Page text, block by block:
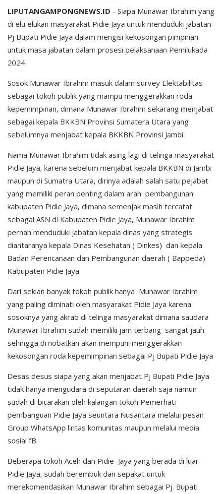
LIPUTANGAMPONGNEWS.ID - Siapa Munawar Ibrahim yang
di elu elukan masyarakat Pidie Jaya untuk menduduki jabatan
Pj Bupati Pidie Jaya dalam mengisi kekosongan pimpinan
untuk masa jabatan dalam prosesi pelaksanaan Pemilukada
2024.
Sosok Munawar Ibrahim masuk dalam survey Elektabilitas
sebagai tokoh publik yang mampu menggerakkan roda
kepemimpinan, dimana Munawar Ibrahim sekarang menjabat
sebagai kepala BKKBN Provinsi Sumatera Utara yang
sebelumnya menjabat kepala BKKBN Provinsi Jambi.
Nama Munawar Ibrahim tidak asing lagi di telinga masyarakat
Pidie Jaya, karena sebelum menjabat kepala BKKBN di Jambi
maupun di Sumatra Utara, dirinya adalah salah satu pejabat
yang memiliki peran penting dalam arah pembangunan
kabupaten Pidie Jaya, dimana semenjak masih tercatat
sebagai ASN di Kabupaten Pidie Jaya, Munawar Ibrahim
pernah menduduki jabatan kepala dinas yang strategis
diantaranya kepala Dinas Kesehatan ( Dinkes) dan kepala
Badan Perencanaan dan Pembangunan daerah ( Bappeda)
Kabupaten Pidie Jaya
Dari sekian banyak tokoh publik hanya Munawar Ibrahim
yang paling diminati oleh masyarakat Pidie Jaya karena
sosoknya yang akrab di telinga masyarakat dimana saudara
Munawar Ibrahim sudah memiliki jam terbang sangat jauh
sehingga di nobatkan akan mempuni menggerakkan
kekosongan roda kepemimpinan sebagai Pj Bupati Pidie Jaya
Desas desus siapa yang akan menjabat Pj Bupati Pidie Jaya
tidak hanya mengudara di seputaran daerah saja namun
sudah di bicarakan oleh kalangan tokoh Pemerhati
pembanguan Pidie Jaya seuntara Nusantara melalui pesan
Group WhatsApp lintas komunitas maupun melalui media
sosial fB.
Beberapa tokoh Aceh dan Pidie Jaya yang berada di luar
Pidie Jaya, sudah berembuk dan sepakat untuk
merekomendasikan Munawar Ibrahim sebagai Pj. Bupati